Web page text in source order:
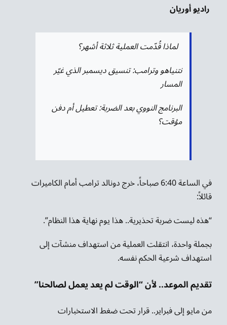
راديو أوريان
لماذا قُدّمت العملية ثلاثة أشهر؟
نتنياهو وترامب: تنسيق ديسمبر الذي غيّر
المسار
البرنامج النووي بعد الضربة: تعطيل أم دفن
مؤقت؟
في الساعة 6:40 صباحاً، خرج دونالد ترامب أمام الكاميرات
قائلاً:
“هذه ليست ضربة تحذيرية.. هذا يوم نهاية هذا النظام”.
بجملة واحدة، انتقلت العملية من استهداف منشآت إلى
استهداف شرعية الحكم نفسه.
تقديم الموعد.. لأن “الوقت لم يعد يعمل لصالحنا”
من مايو إلى فبراير.. قرار تحت ضغط الاستخبارات